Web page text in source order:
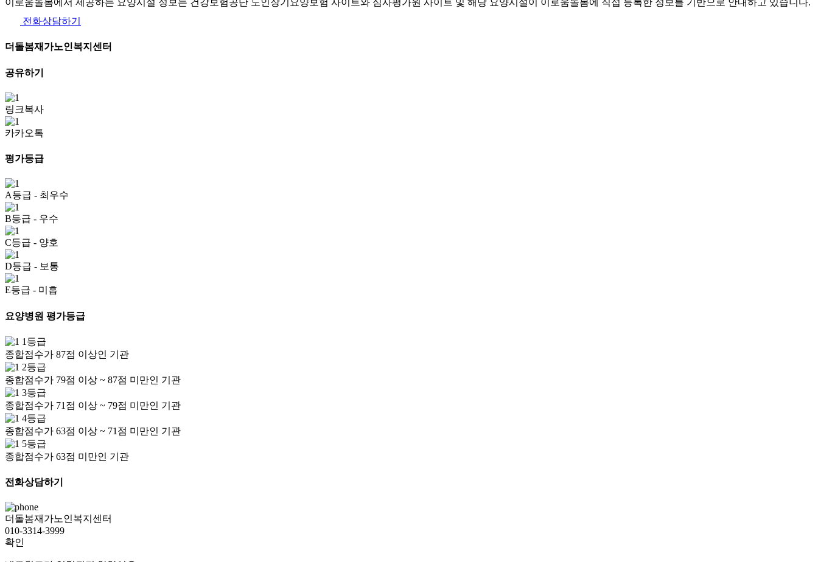
이로움돌봄에서 제공하는 요양시설 정보는 건강보험공단 노인장기요양보험 사이트와 심사평가원 사이트 및 해당 요양시설이 이로움돌봄에 직접 등록한 정보를 기반으로 안내하고 있습니다.
전화상담하기
더돌봄재가노인복지센터
공유하기
링크복사
카카오톡
평가등급
A등급 - 최우수
B등급 - 우수
C등급 - 양호
D등급 - 보통
E등급 - 미흡
요양병원 평가등급
1등급
종합점수가 87점 이상인 기관
2등급
종합점수가 79점 이상 ~ 87점 미만인 기관
3등급
종합점수가 71점 이상 ~ 79점 미만인 기관
4등급
종합점수가 63점 이상 ~ 71점 미만인 기관
5등급
종합점수가 63점 미만인 기관
전화상담하기
더돌봄재가노인복지센터
010-3314-3999
확인